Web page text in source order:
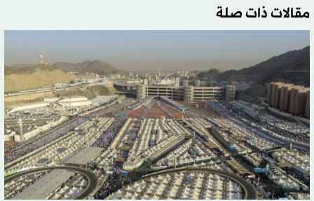
مقالات ذات صلة